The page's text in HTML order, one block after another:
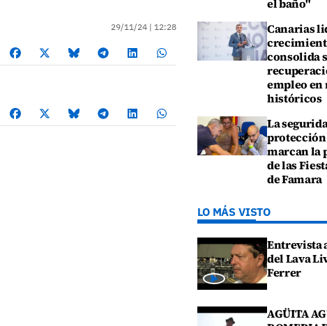
29/11/24 | 12:28
el baño"
Canarias
consolida
empleo
históricos
La
marcan la
de las
de Famara
LO MÁS VISTO
Entrevista
del Lava
Ferrer
AGÜITA